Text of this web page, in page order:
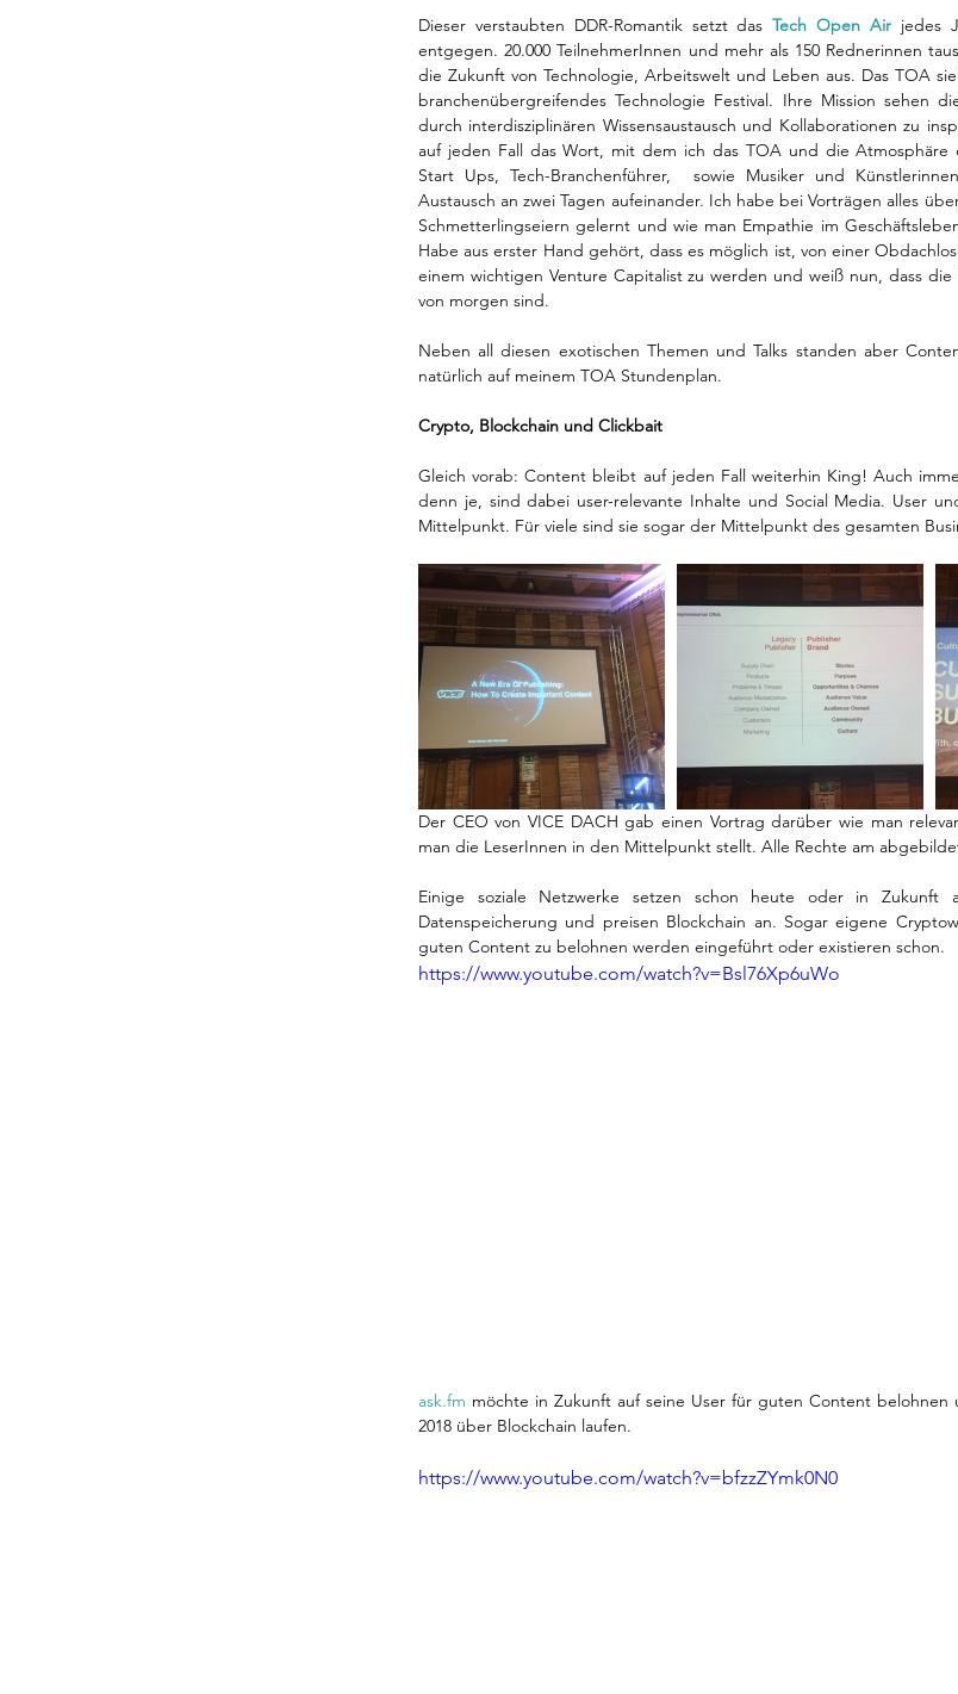
Dieser verstaubten DDR-Romantik setzt das Tech Open Air jedes
entgegen. 20.000 TeilnehmerInnen und mehr als 150 Rednerinnen
die Zukunft von Technologie, Arbeitswelt und Leben aus. Das TOA
branchenübergreifendes Technologie Festival. Ihre Mission sehen
durch interdisziplinären Wissensaustausch und Kollaborationen zu
auf jeden Fall das Wort, mit dem ich das TOA und die Atmosphäre
Start Ups, Tech-Branchenführer,  sowie Musiker und
Austausch an zwei Tagen aufeinander. Ich habe bei Vorträgen alles
Schmetterlingseiern gelernt und wie man Empathie im
Habe aus erster Hand gehört, dass es möglich ist, von einer
einem wichtigen Venture Capitalist zu werden und weiß nun, dass
von morgen sind.
Neben all diesen exotischen Themen und Talks standen aber
natürlich auf meinem TOA Stundenplan.
Crypto, Blockchain und Clickbait
Gleich vorab: Content bleibt auf jeden Fall weiterhin King! Auch
denn je, sind dabei user-relevante Inhalte und Social Media. User
Mittelpunkt. Für viele sind sie sogar der Mittelpunkt des gesamten
Der CEO von VICE DACH gab einen Vortrag darüber wie man
man die LeserInnen in den Mittelpunkt stellt. Alle Rechte am
Einige soziale Netzwerke setzen schon heute oder in Zukunft
Datenspeicherung und preisen Blockchain an. Sogar eigene
guten Content zu belohnen werden eingeführt oder existieren schon.
https://www.youtube.com/watch?v=Bsl76Xp6uWo
ask.fm möchte in Zukunft auf seine User für guten Content belohnen
2018 über Blockchain laufen.
https://www.youtube.com/watch?v=bfzzZYmk0N0